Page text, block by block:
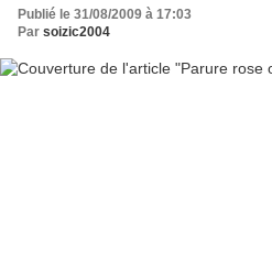
Publié le 31/08/2009 à 17:03
Par soizic2004